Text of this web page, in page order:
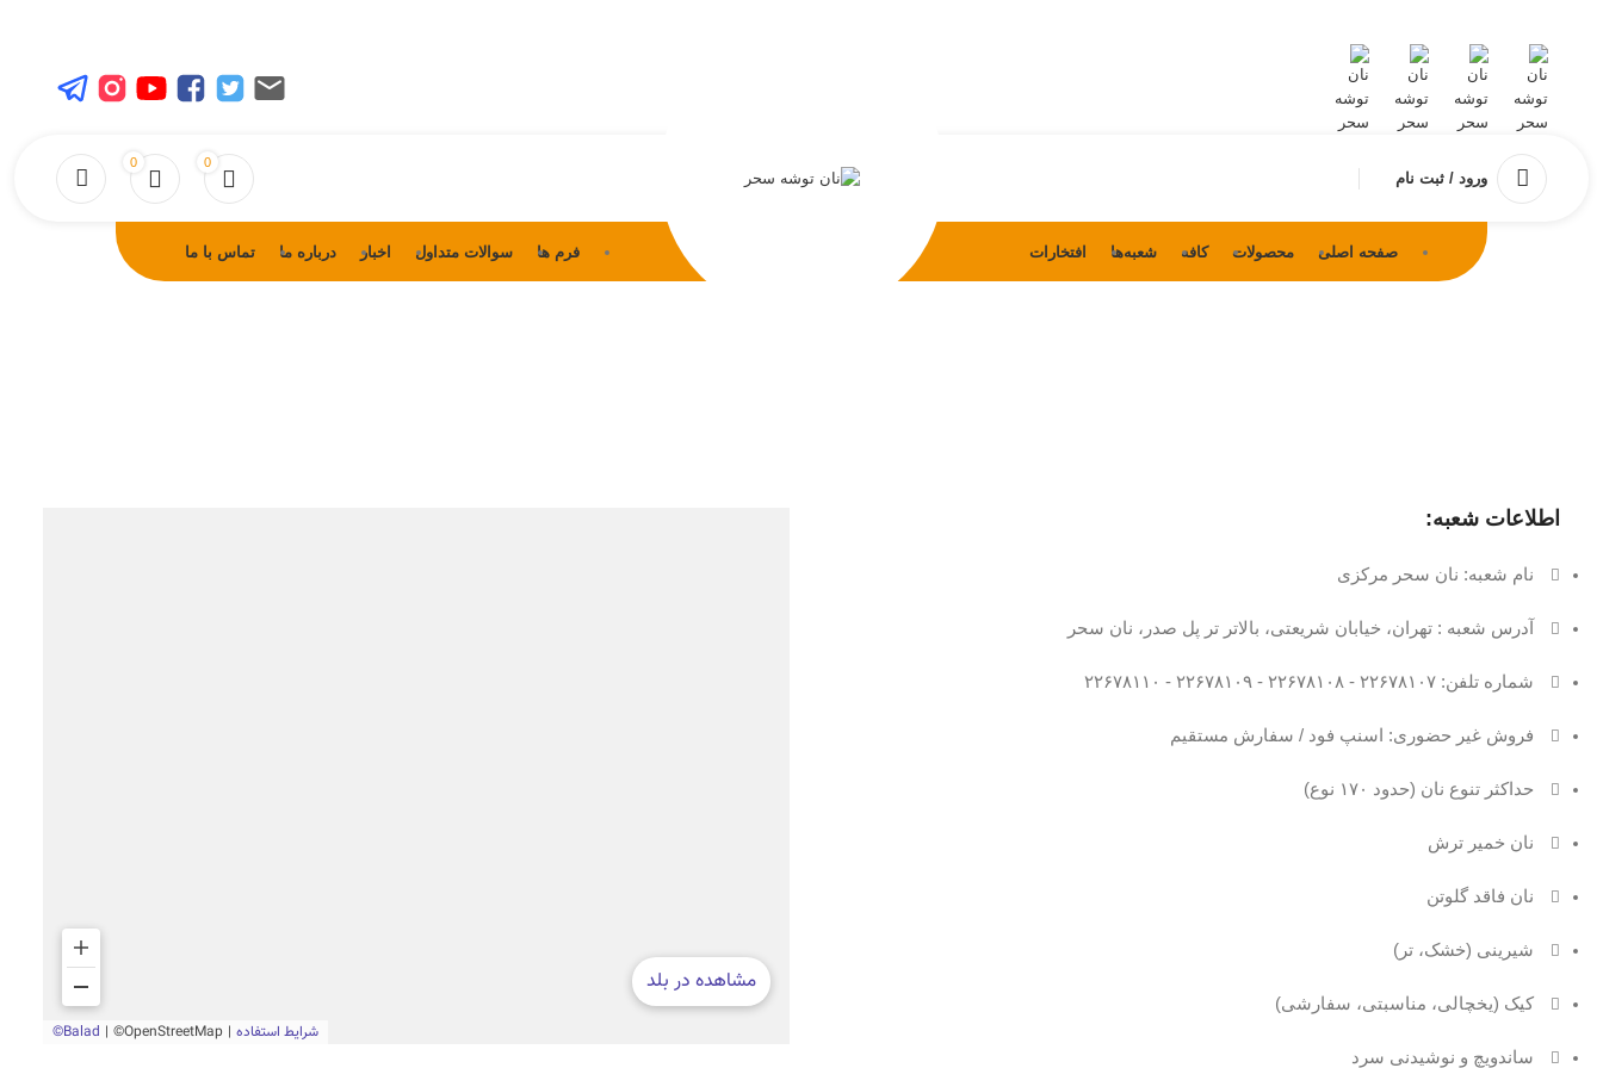
ورود / ثبت نام
0
0
صفحه اصلی محصولات کافه شعبه‌ها افتخارات فرم ها سوالات متداول اخبار درباره ما تماس با ما
اطلاعات شعبه:
نام شعبه: نان سحر مرکزی
آدرس شعبه : تهران، خیابان شریعتی، بالاتر تر پل صدر، نان سحر
شماره تلفن: ۲۲۶۷۸۱۰۷ - ۲۲۶۷۸۱۰۸ - ۲۲۶۷۸۱۰۹ - ۲۲۶۷۸۱۱۰
فروش غیر حضوری: اسنپ فود / سفارش مستقیم
حداکثر تنوع نان (حدود ۱۷۰ نوع)
نان خمیر ترش
نان فاقد گلوتن
شیرینی (خشک، تر)
کیک (یخچالی، مناسبتی، سفارشی)
ساندویچ و نوشیدنی سرد